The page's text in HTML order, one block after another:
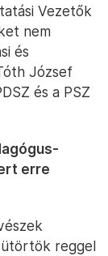
Vezetők
nem
és
József
és a PSZ
erre
reggel